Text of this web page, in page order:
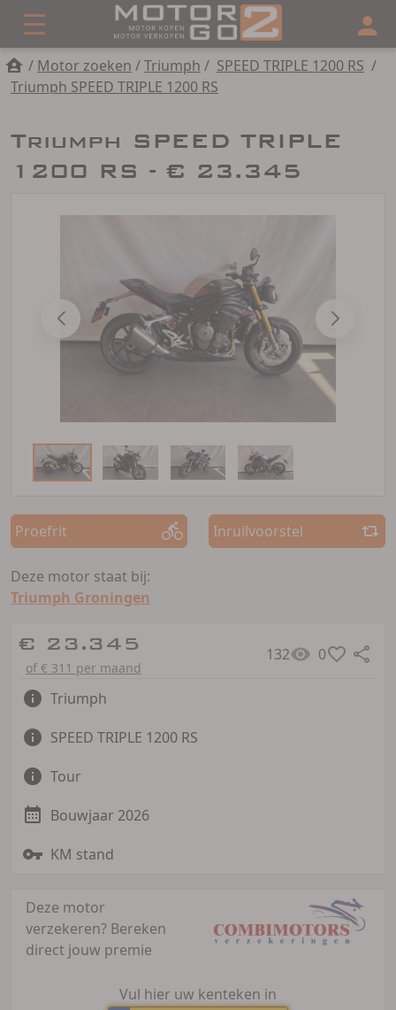
/ Motor zoeken /Triumph / SPEED TRIPLE 1200 RS /
Triumph SPEED TRIPLE 1200 RS
Triumph SPEED TRIPLE
1200 RS - € 23.345
Proefrit Inruilvoorstel
Deze motor staat bij:
Triumph Groningen
€ 23.345
of € 311 per maand
132 0
Triumph
SPEED TRIPLE 1200 RS
Tour
Bouwjaar 2026
KM stand
Deze motor
verzekeren? Bereken
direct jouw premie
Vul hier uw kenteken in